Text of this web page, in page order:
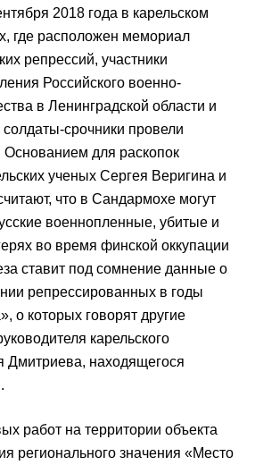
2018 года в карельском
где расположен мемориал
репрессий, участники
Российского военно-
в Ленинградской области и
срочники провели
для раскопок
ученых Сергея Веригина и
что в Сандармохе могут
военнопленные, убитые и
во время финской оккупации
ставит под сомнение данные о
репрессированных в годы
о которых говорят другие
карельского
находящегося
.
работ на территории объекта
регионального значения «Место